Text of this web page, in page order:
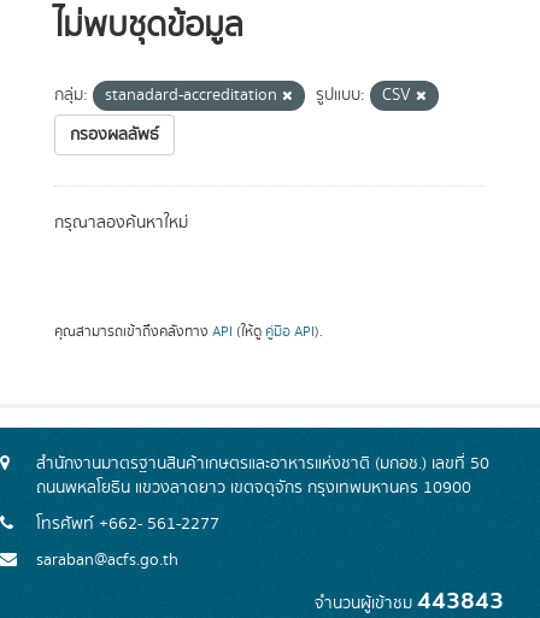
ไม่พบชุดข้อมูล
กลุ่ม: stanadard-accreditation รูปแบบ:
CSV
กรองผลลัพธ์
กรุณาลองค้นหาใหม่
คุณสามารถเข้าถึงคลังทาง API (ให้ดู คู่มือ API).
สำนักงานมาตรฐานสินค้าเกษตรและอาหารแห่งชาติ (มกอช.) เลขที่ 50
ถนนพหลโยธิน แขวงลาดยาว เขตจตุจักร กรุงเทพมหานคร 10900
โทรศัพท์ +662- 561-2277
saraban@acfs.go.th
จำนวนผู้เข้าชม 443843